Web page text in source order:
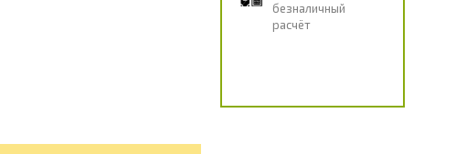
безналичный
расчёт